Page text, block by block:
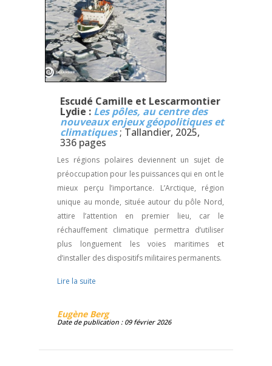
Escudé Camille et Lescarmontier
Lydie : Les pôles, au centre des
nouveaux enjeux géopolitiques et
climatiques ; Tallandier, 2025,
336 pages
Les régions polaires deviennent un sujet de
préoccupation pour les puissances qui en ont le
mieux perçu l’importance. L’Arctique, région
unique au monde, située autour du pôle Nord,
attire l’attention en premier lieu, car le
réchauffement climatique permettra d’utiliser
plus longuement les voies maritimes et
d’installer des dispositifs militaires permanents.
Lire la suite
Eugène Berg
Date de publication : 09 février 2026